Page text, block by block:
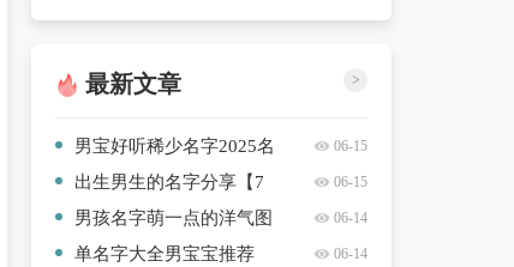
最新文章 >
男宝好听稀少名字2025名
字精选【三篇】
06-15
出生男生的名字分享【7
篇】
06-15
男孩名字萌一点的洋气图
文
06-14
单名字大全男宝宝推荐
06-14